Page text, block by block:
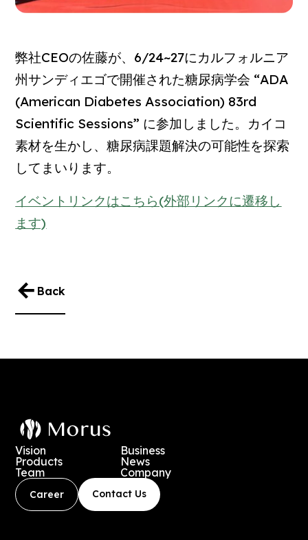
弊社CEOの佐藤が、6/24~27にカルフォルニア
州サンディエゴで開催された糖尿病学会 “ADA
(American Diabetes Association) 83rd
Scientific Sessions” に参加しました。カイコ
素材を生かし、糖尿病課題解決の可能性を探索
してまいります。
イベントリンクはこちら(外部リンクに遷移し
ます)
Back
Vision
Business
Products
News
Team
Company
Career Contact Us